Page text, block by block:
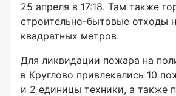
25 апреля в 17:18. Там также
строительно-бытовые отходы
квадратных метров.
Для ликвидации пожара на
в Круглово привлекались 10
и 2 единицы техники, а также